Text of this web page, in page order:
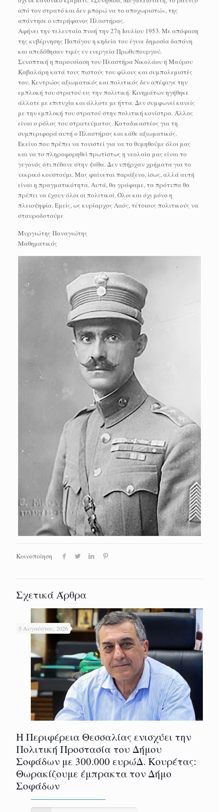
από τον στρατό και δεν μπορώ να το αποχωριστώ», της
απάντησε ο υπερήφανος Πλαστήρας.
Αφήνει την τελευταία πνοή την 27η Ιουλίου 1953. Με απόφαση
της κυβέρνησης Παπάγου η κηδεία του έγινε δημοσία δαπάνη
και απεδόθησαν τιμές εν ενεργεία Πρωθυπουργού.
Συνοπτική η παρουσίαση του Πλαστήρα Νικολάου ή Μαύρου
Καβαλάρη κατά τους πιστούς του φίλους και συμπολεμιστές
του. Κεντρώος αξιωματικός και πολιτικός δεν απέφυγε την
εμπλοκή του στρατού εις την πολιτική. Κινημάτων ηγήθηκε
άλλοτε με επιτυχία και άλλοτε με ήττα. Δεν συμφωνεί κανείς
με την εμπλοκή του στρατού στην πολιτική κονίστρα. Άλλος
είναι ο ρόλος του στρατεύματος. Καταδικαστέος για τη
συμπεριφορά αυτή ο Πλαστήρας και κάθε αξιωματικός.
Εκείνο που πρέπει να τονιστεί για να το θυμηθούμε όλοι μας
και να το πληροφορηθεί πρωτίστως η νεολαία μας είναι το
γεγονός ότι πέθανε στην ψάθα. Δεν υπήρχαν χρήματα για το
νεκρικό κουστούμι. Μας φαίνεται παράξενο, ίσως, αλλά αυτή
είναι η πραγματικότητα. Αυτά, θα γράφαμε, τα πρότυπα θα
πρέπει να έχουν όλοι οι πολιτικοί. Όλοι και όχι μόνο η
πλειοψηφία. Εμείς, ως κυρίαρχος Λαός, τέτοιους πολιτικούς να
σταυροδοτούμε
Μυργιώτης Παναγιώτης
Μαθηματικός
Κοινοποίηση
Σχετικά Άρθρα
5 Αυγούστου, 2026
Η Περιφέρεια Θεσσαλίας ενισχύει την
Πολιτική Προστασία του Δήμου
Σοφάδων με 300.000 ευρώΔ. Κουρέτας:
Θωρακίζουμε έμπρακτα τον Δήμο
Σοφάδων